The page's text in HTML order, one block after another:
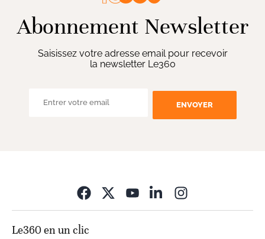
Abonnement Newsletter
Saisissez votre adresse email pour recevoir
la newsletter Le360
ENVOYER
Le360 en un clic